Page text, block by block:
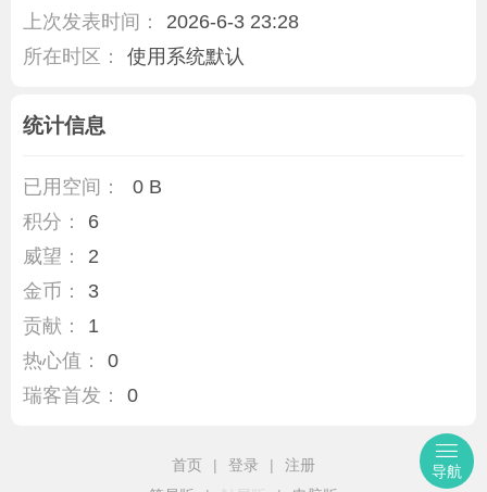
上次发表时间：
2026-6-3 23:28
所在时区：
使用系统默认
统计信息
已用空间：
0 B
积分：
6
威望：
2
金币：
3
贡献：
1
热心值：
0
瑞客首发：
0
首页 | 登录 |
注册
导航